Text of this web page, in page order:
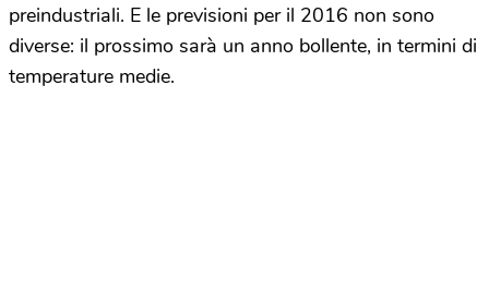
preindustriali. E le previsioni per il 2016 non sono
diverse: il prossimo sarà un anno bollente, in termini di
temperature medie.